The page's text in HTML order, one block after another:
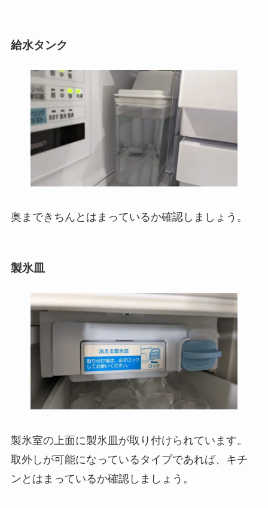
給水タンク
奥まできちんとはまっているか確認しましょう。
製氷皿
製氷室の上面に製氷皿が取り付けられています。
取外しが可能になっているタイプであれば、キチ
ンとはまっているか確認しましょう。